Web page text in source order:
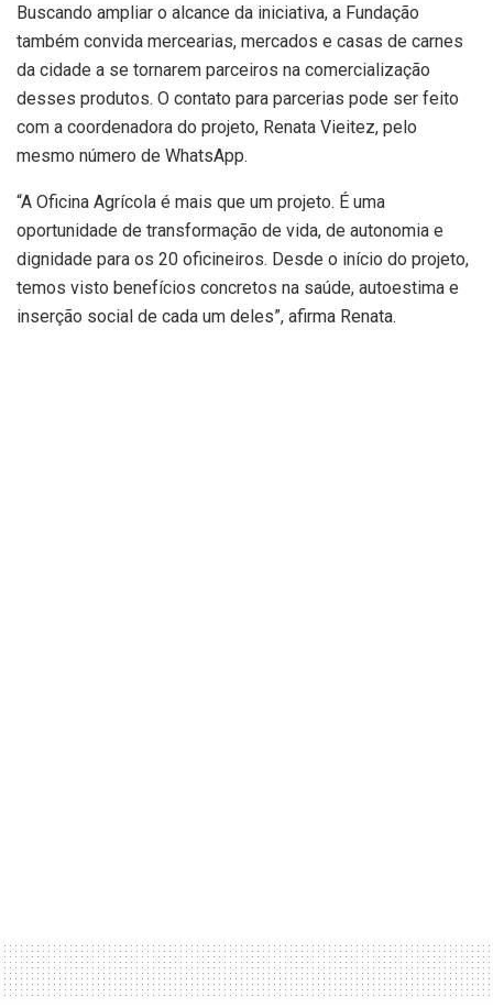
Buscando ampliar o alcance da iniciativa, a Fundação
também convida mercearias, mercados e casas de carnes
da cidade a se tornarem parceiros na comercialização
desses produtos. O contato para parcerias pode ser feito
com a coordenadora do projeto, Renata Vieitez, pelo
mesmo número de WhatsApp.
“A Oficina Agrícola é mais que um projeto. É uma
oportunidade de transformação de vida, de autonomia e
dignidade para os 20 oficineiros. Desde o início do projeto,
temos visto benefícios concretos na saúde, autoestima e
inserção social de cada um deles”, afirma Renata.